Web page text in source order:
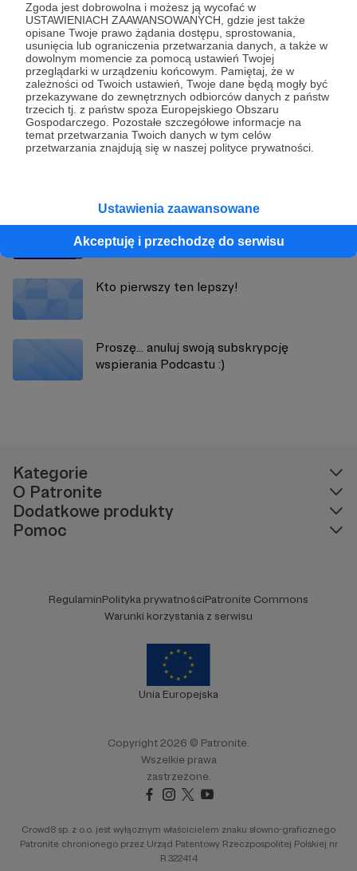
Zgoda jest dobrowolna i możesz ją wycofać w
USTAWIENIACH ZAAWANSOWANYCH, gdzie jest także
opisane Twoje prawo żądania dostępu, sprostowania,
usunięcia lub ograniczenia przetwarzania danych, a także w
dowolnym momencie za pomocą ustawień Twojej
przeglądarki w urządzeniu końcowym. Pamiętaj, że w
zależności od Twoich ustawień, Twoje dane będą mogły być
przekazywane do zewnętrznych odbiorców danych z państw
trzecich tj. z państw spoza Europejskiego Obszaru
Gospodarczego. Pozostałe szczegółowe informacje na
temat przetwarzania Twoich danych w tym celów
przetwarzania znajdują się w naszej polityce prywatności.
Ustawienia zaawansowane
Akceptuję i przechodzę do serwisu
Nagrany Podcast
Zobacz profil autora
Przedpremierowy odcinek dla Patronów
Kto pierwszy ten lepszy!
Proszę... anuluj swoją subskrypcję
wspierania Podcastu :)
Kategorie
O Patronite
Dodatkowe produkty
Pomoc
RegulaminPolityka prywatnościPatronite Commons
Warunki korzystania z serwisu
Unia Europejska
Copyright 2026 © Patronite.
Wszelkie prawa
zastrzeżone.
Crowd8 sp. z o.o. jest wyłącznym właścicielem znaku słowno-graficznego
Patronite chronionego przez Urząd Patentowy Rzeczpospolitej Polskiej nr
R.322414